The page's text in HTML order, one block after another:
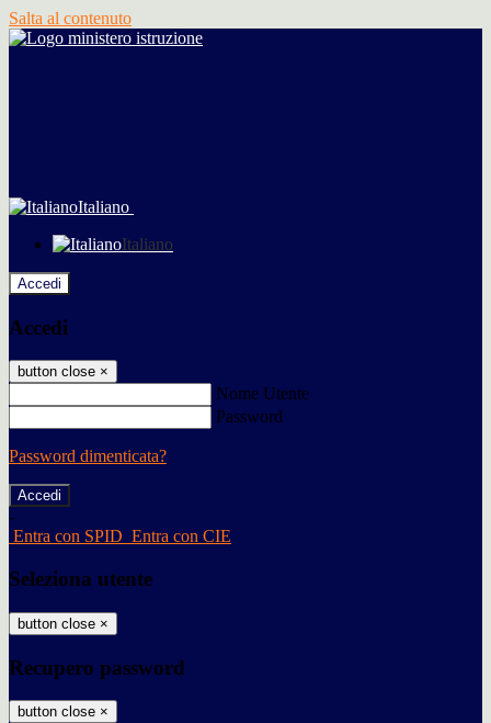
Salta al contenuto
Italiano
Italiano
Accedi
Accedi
button close ×
Nome Utente
Password
Password dimenticata?
-
Entra con SPID Entra con CIE
Seleziona utente
button close ×
Recupero password
button close ×